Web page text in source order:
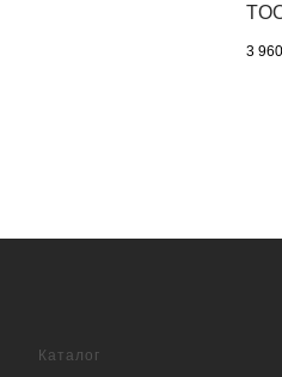
3
Каталог